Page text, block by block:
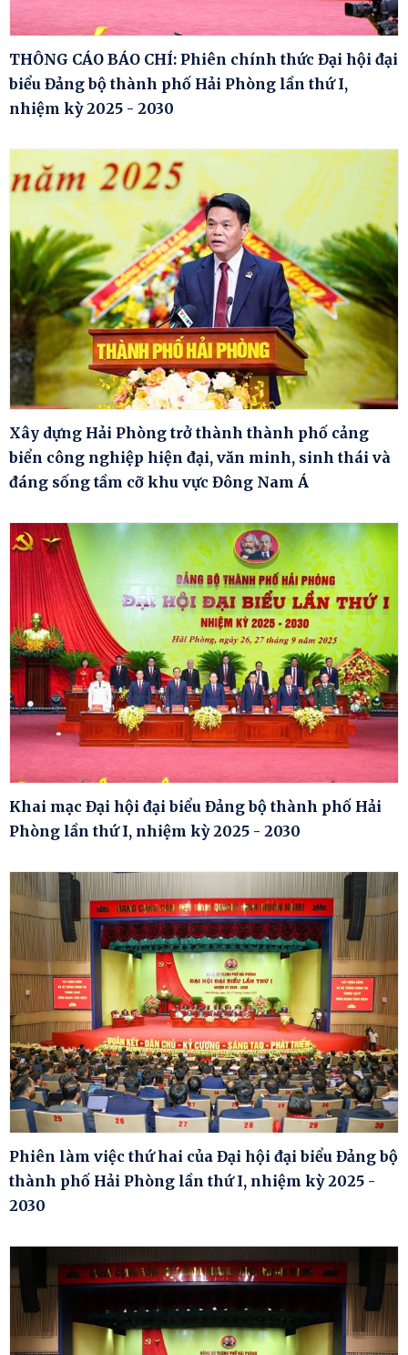
THÔNG CÁO BÁO CHÍ: Phiên chính thức Đại hội đại
biểu Đảng bộ thành phố Hải Phòng lần thứ I,
nhiệm kỳ 2025 - 2030
Xây dựng Hải Phòng trở thành thành phố cảng
biển công nghiệp hiện đại, văn minh, sinh thái và
đáng sống tầm cỡ khu vực Đông Nam Á
Khai mạc Đại hội đại biểu Đảng bộ thành phố Hải
Phòng lần thứ I, nhiệm kỳ 2025 - 2030
Phiên làm việc thứ hai của Đại hội đại biểu Đảng bộ
thành phố Hải Phòng lần thứ I, nhiệm kỳ 2025 -
2030